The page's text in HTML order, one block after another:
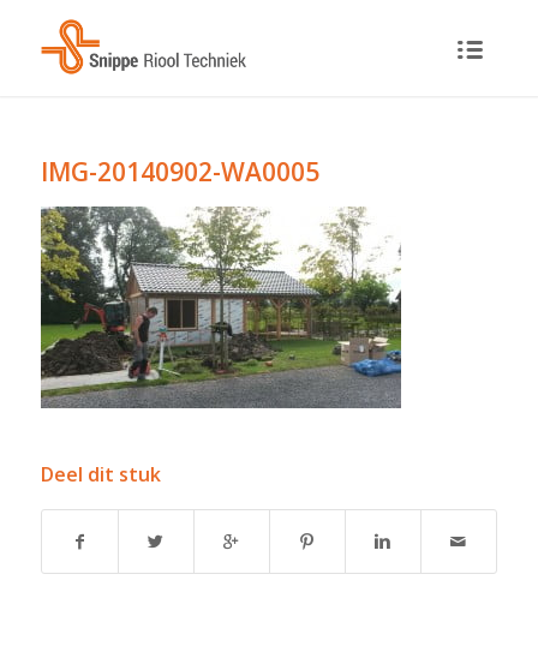
IMG-20140902-WA0005
Deel dit stuk